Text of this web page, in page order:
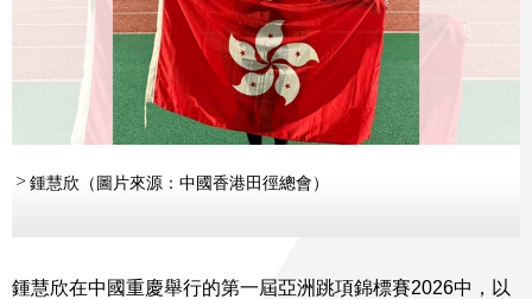
鍾慧欣（圖片來源：中國香港田徑總會）
鍾慧欣在中國重慶舉行的第一屆亞洲跳項錦標賽2026中，以